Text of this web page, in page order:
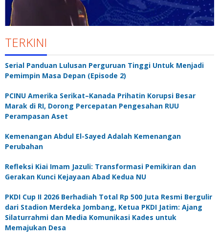
TERKINI
Serial Panduan Lulusan Perguruan Tinggi Untuk Menjadi
Pemimpin Masa Depan (Episode 2)
PCINU Amerika Serikat–Kanada Prihatin Korupsi Besar
Marak di RI, Dorong Percepatan Pengesahan RUU
Perampasan Aset
Kemenangan Abdul El-Sayed Adalah Kemenangan
Perubahan
Refleksi Kiai Imam Jazuli: Transformasi Pemikiran dan
Gerakan Kunci Kejayaan Abad Kedua NU
PKDI Cup II 2026 Berhadiah Total Rp 500 Juta Resmi Bergulir
dari Stadion Merdeka Jombang, Ketua PKDI Jatim: Ajang
Silaturrahmi dan Media Komunikasi Kades untuk
Memajukan Desa